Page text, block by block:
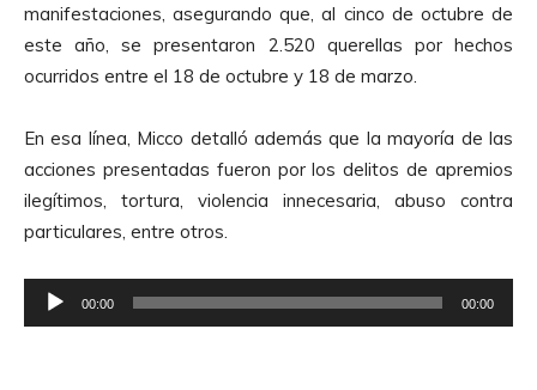
manifestaciones, asegurando que, al cinco de octubre de
este año, se presentaron 2.520 querellas por hechos
ocurridos entre el 18 de octubre y 18 de marzo.
En esa línea, Micco detalló además que la mayoría de las
acciones presentadas fueron por los delitos de apremios
ilegítimos, tortura, violencia innecesaria, abuso contra
particulares, entre otros.
e
00:00 00:00